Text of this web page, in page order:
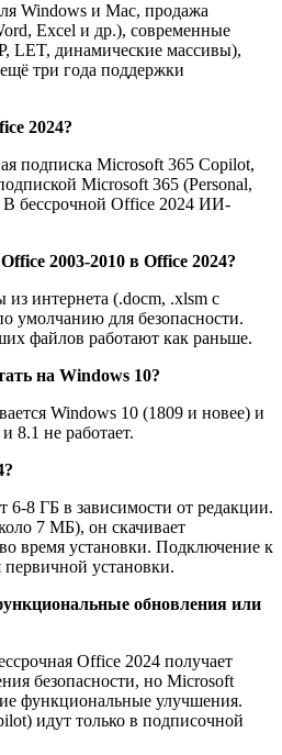
Windows и Mac, продажа
Excel и др.), современные
LET, динамические массивы),
три года поддержки
2024?
подписка Microsoft 365 Copilot,
Microsoft 365 (Personal,
бессрочной Office 2024 ИИ-
2003-2010 в Office 2024?
интернета (.docm, .xlsm с
умолчанию для безопасности.
файлов работают как раньше.
на Windows 10?
Windows 10 (1809 и новее) и
8.1 не работает.
6-8 ГБ в зависимости от редакции.
7 МБ), он скачивает
время установки. Подключение к
первичной установки.
обновления или
Office 2024 получает
безопасности, но Microsoft
функциональные улучшения.
идут только в подписочной